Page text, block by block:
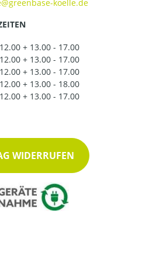
+ 13.00 - 17.00
+ 13.00 - 17.00
+ 13.00 - 17.00
+ 13.00 - 18.00
+ 13.00 - 17.00
WIDERRUFEN